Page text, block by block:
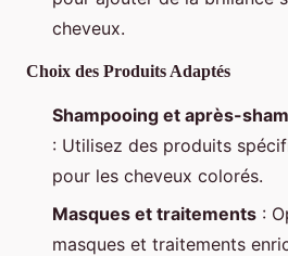
cheveux.
Choix des Produits Adaptés
Shampooing et après-
: Utilisez des produits
pour les cheveux colorés.
Masques et traitements :
masques et traitements